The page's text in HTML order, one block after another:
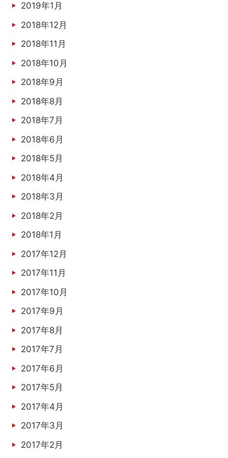
2019年1月
2018年12月
2018年11月
2018年10月
2018年9月
2018年8月
2018年7月
2018年6月
2018年5月
2018年4月
2018年3月
2018年2月
2018年1月
2017年12月
2017年11月
2017年10月
2017年9月
2017年8月
2017年7月
2017年6月
2017年5月
2017年4月
2017年3月
2017年2月